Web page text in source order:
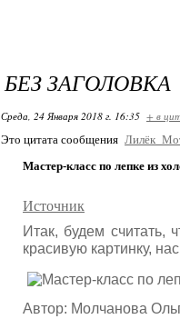
БЕЗ ЗАГОЛОВКА
Среда, 24 Января 2018 г. 16:35 + в
Это цитата сообщения
Мастер-класс по лепке из
Источник
Итак, будем считать,
красивую картинку,
Автор: Молчанова